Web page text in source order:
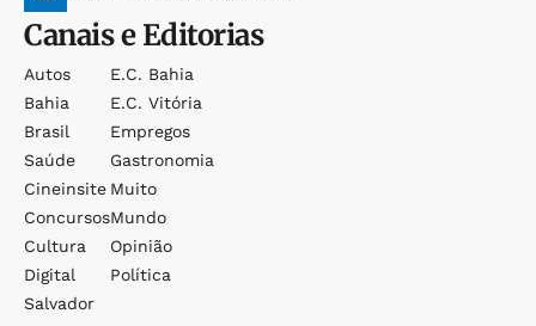
Canais e Editorias
Autos
Bahia
Brasil
Saúde
Cineinsite
Concursos
Cultura
Digital
Salvador
E.c. Bahia
E.c. Vitória
Empregos
Gastronomia
Muito
Mundo
Opinião
Política